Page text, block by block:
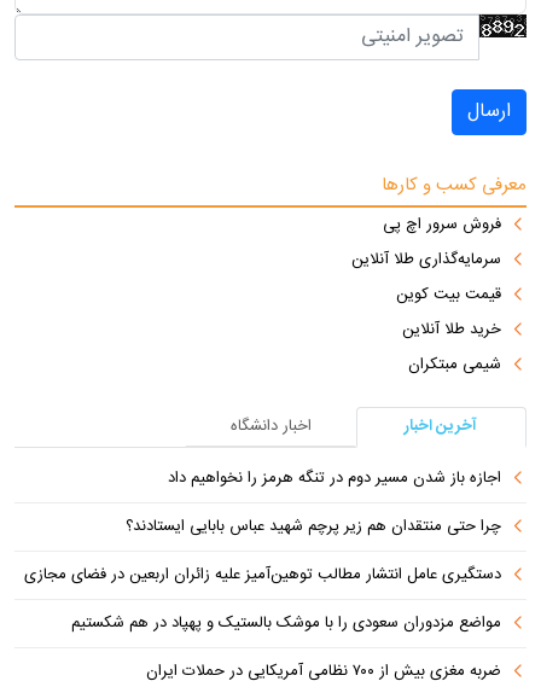
ارسال
معرفی کسب و کارها
فروش سرور اچ پی
سرمایه‌گذاری طلا آنلاین
قیمت بیت کوین
خرید طلا آنلاین
شیمی مبتکران
آخرین اخبار
اخبار دانشگاه
اجازه باز شدن مسیر دوم در تنگه هرمز را نخواهیم داد
چرا حتی منتقدان هم زیر پرچم شهید عباس بابایی ایستادند؟
دستگیری عامل انتشار مطالب توهین‌آمیز علیه زائران اربعین در فضای مجازی
مواضع مزدوران سعودی را با موشک بالستیک و پهپاد در هم شکستیم
ضربه مغزی بیش از ۷۰۰ نظامی آمریکایی در حملات ایران